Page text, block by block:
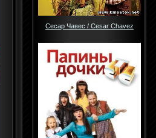
Сесар Чавес / Cesar Chavez